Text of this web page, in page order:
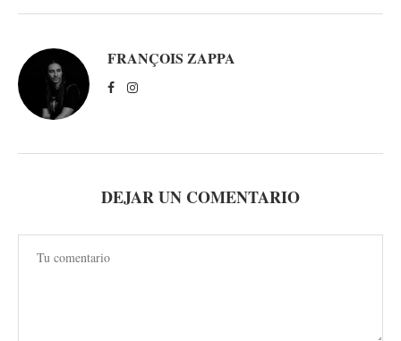
FRANÇOIS ZAPPA
DEJAR UN COMENTARIO